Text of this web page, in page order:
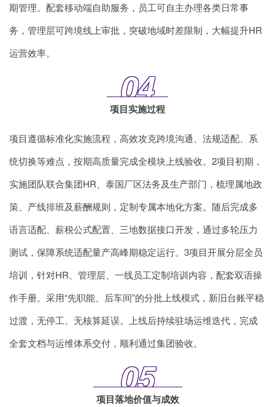
期管理。配套移动端自助服务，员工可自主办理各类日常事
务，管理层可跨境线上审批，突破地域时差限制，大幅提升HR
运营效率。
04
项目实施过程
项目遵循标准化实施流程，高效攻克跨境沟通、法规适配、系
统切换等难点，按期高质量完成全模块上线验收。2项目初期，
实施团队联合集团HR、泰国厂区法务及生产部门，梳理属地政
策、产线排班及薪酬规则，定制专属本地化方案。随后完成多
语言适配、薪税公式配置、三地数据接口开发，通过多轮压力
测试，保障系统适配量产高峰期稳定运行。3项目开展分层全员
培训，针对HR、管理层、一线员工定制培训内容，配套双语操
作手册。采用“先职能、后车间”的分批上线模式，新旧台账平稳
过渡，无停工、无核算延误。上线后持续驻场运维迭代，完成
全套文档与运维体系交付，顺利通过集团验收。
05
项目落地价值与成效